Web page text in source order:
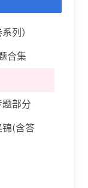
列）
合集
部分
(含答